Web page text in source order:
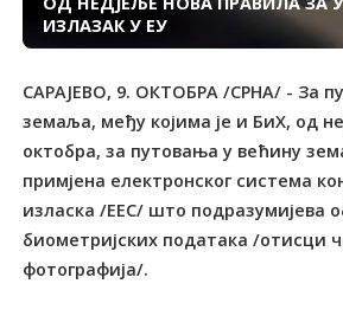
ИЗЛАЗАК У ЕУ
САРАЈЕВО, 9. ОКТОБРА /СРНА/ - За
земаља, међу којима је и БиХ, од
октобра, за путовања у већину
примјена електронског система
изласка /ЕЕС/ што подразумијева
биометријских података /отисци
фотографија/.